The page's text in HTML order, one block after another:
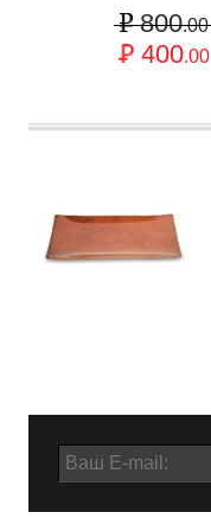
800.00
400.00